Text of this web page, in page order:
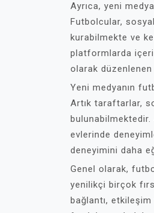
Ayrıca, yeni
Futbolcular,
kurabilmekte ve
platformlarda
olarak düzenlenen
Yeni medyanın
Artık taraftarlar,
evlerinde
deneyimini daha
Genel olarak,
yenilikçi birçok
bağlantı,